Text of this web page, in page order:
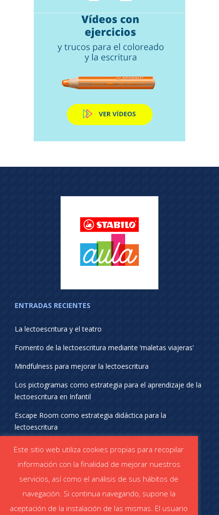
ENTRADAS RECIENTES
La lectoescritura y el teatro
Fomento de la lectoescritura mediante ‘maletas viajeras’
Mindfulness para mejorar la lectoescritura
Los pictogramas como estrategia para el aprendizaje de la
lectoescritura en Infantil
Escape Room como estrategia didáctica para la
lectoescritura
¡SÍGUENOS EN REDES SOCIALES!
Este sitio web utiliza cookies propias para recopilar
información con la finalidad de mejorar nuestros
servicios, así como el análisis de sus hábitos de
navegación. Si continua navegando, supone la
aceptación de la instalación de las mismas. El usuario